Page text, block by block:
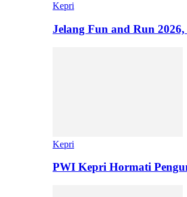
Kepri
Jelang Fun and Run
Kepri
PWI Kepri Hormati